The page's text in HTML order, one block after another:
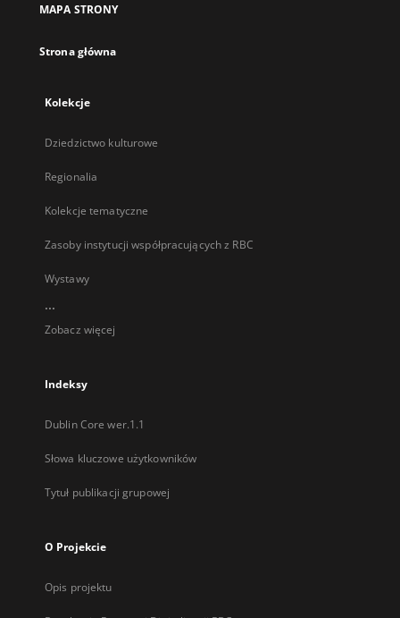
karcie
MAPA STRONY
Strona główna
Kolekcje
Dziedzictwo kulturowe
Regionalia
Kolekcje tematyczne
Zasoby instytucji współpracujących z RBC
Wystawy
...
Zobacz więcej
Indeksy
Dublin Core wer.1.1
Słowa kluczowe użytkowników
Tytuł publikacji grupowej
O Projekcie
Opis projektu